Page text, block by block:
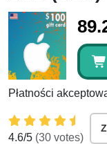
Płatności
4.6/5 (30 votes)